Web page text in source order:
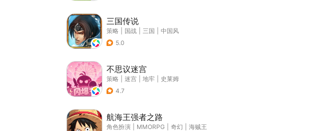
三国传说
策略 国战 三国
中国风
5.0
不思议迷宫
策略 迷宫 地牢
史莱姆
4.7
航海王强者之路
角色扮演 MMORPG 奇幻
海贼王